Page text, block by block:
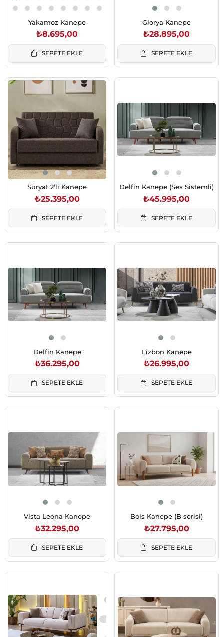
Yakamoz Kanepe
₺8.695,00
SEPETE EKLE
Glorya Kanepe
₺28.895,00
SEPETE EKLE
Süryat 2'li Kanepe
₺25.395,00
SEPETE EKLE
Delfin Kanepe (Ses Sistemli)
₺45.995,00
SEPETE EKLE
Delfin Kanepe
₺36.295,00
SEPETE EKLE
Lizbon Kanepe
₺26.995,00
SEPETE EKLE
Vista Leona Kanepe
₺32.295,00
SEPETE EKLE
Bois Kanepe (B serisi)
₺27.795,00
SEPETE EKLE